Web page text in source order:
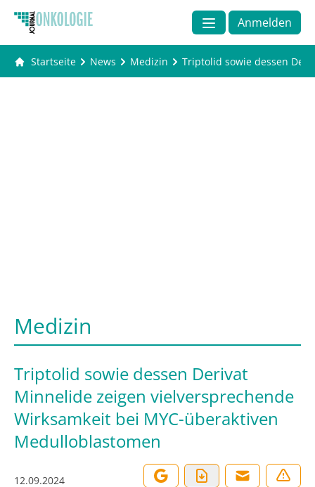
Anmelden
Startseite News Medizin Triptolid sowie dessen
Medizin
Triptolid sowie dessen Derivat
Minnelide zeigen vielversprechende
Wirksamkeit bei MYC-überaktiven
Medulloblastomen
12.09.2024